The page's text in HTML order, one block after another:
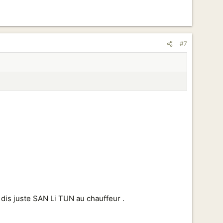
#7
juste SAN Li TUN au chauffeur .